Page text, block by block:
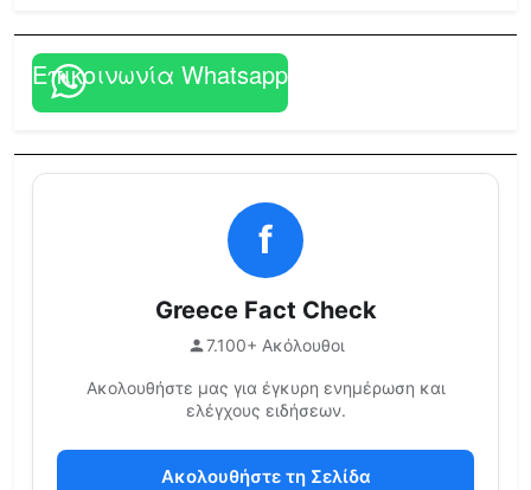
Επικοινωνία Whatsapp
f
Greece Fact Check
7.100+ Ακόλουθοι
Ακολουθήστε μας για έγκυρη ενημέρωση και
ελέγχους ειδήσεων.
Ακολουθήστε τη Σελίδα